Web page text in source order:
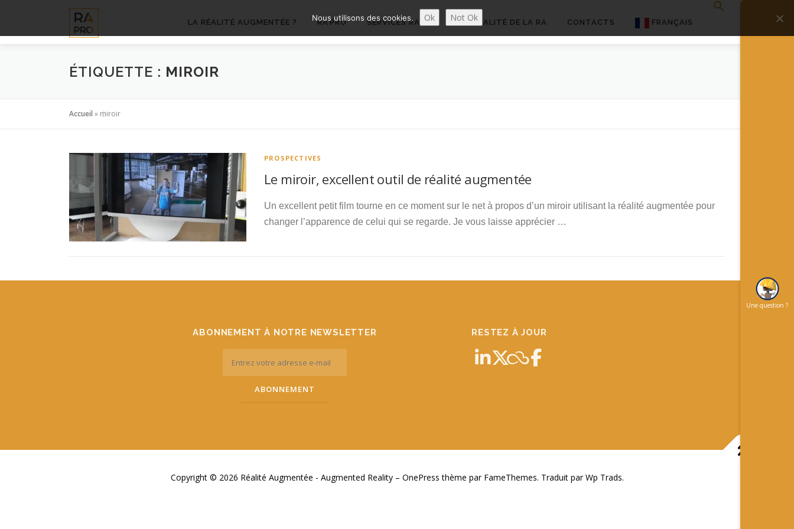
contenu
LA RÉALITÉ AUGMENTÉE ? RA’PRO SERVICES RA’PRO ACTUALITÉ DE LA RA CONTACTS FRANÇAIS
ÉTIQUETTE : MIROIR
Accueil » miroir
PROSPECTIVES
Le miroir, excellent outil de réalité augmentée
Un excellent petit film tourne en ce moment sur le net à propos d’un miroir utilisant la réalité augmentée pour
changer l’apparence de celui qui se regarde. Je vous laisse apprécier …
ABONNEMENT À NOTRE NEWSLETTER RESTEZ À JOUR
Copyright © 2026 Réalité Augmentée - Augmented Reality – OnePress thème par FameThemes. Traduit par Wp Trads.
Une question ?
Nous utilisons des cookies. Ok Not Ok